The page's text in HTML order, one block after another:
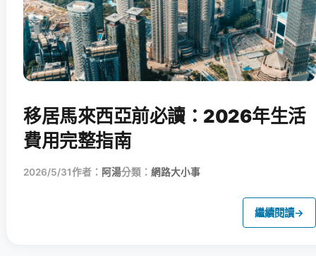
移居馬來西亞前必讀：2026年生活
費用完整指南
2026/5/31作者： 阿湯分類： 網路大小事
繼續閱讀→